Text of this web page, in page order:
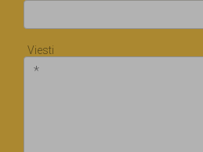
Viesti